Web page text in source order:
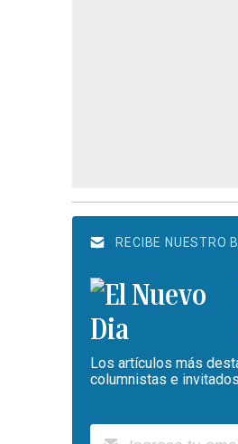
RECIBE NUESTRO
Los artículos más
columnistas e